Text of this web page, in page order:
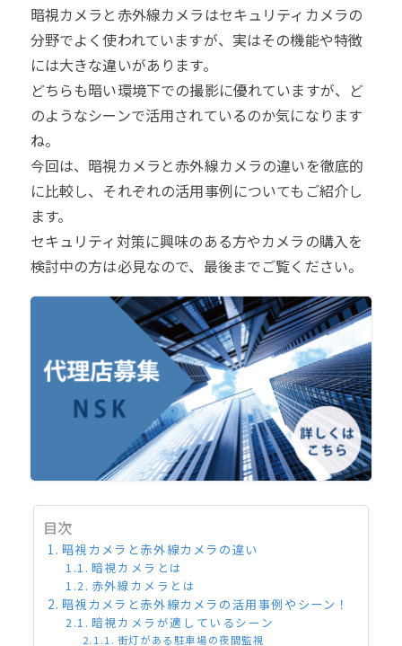
暗視カメラと赤外線カメラはセキュリティカメラの
分野でよく使われていますが、実はその機能や特徴
には大きな違いがあります。
どちらも暗い環境下での撮影に優れていますが、ど
のようなシーンで活用されているのか気になります
ね。
今回は、暗視カメラと赤外線カメラの違いを徹底的
に比較し、それぞれの活用事例についてもご紹介し
ます。
セキュリティ対策に興味のある方やカメラの購入を
検討中の方は必見なので、最後までご覧ください。
目次
暗視カメラと赤外線カメラの違い
暗視カメラとは
赤外線カメラとは
暗視カメラと赤外線カメラの活用事例やシーン！
暗視カメラが適しているシーン
街灯がある駐車場の夜間監視